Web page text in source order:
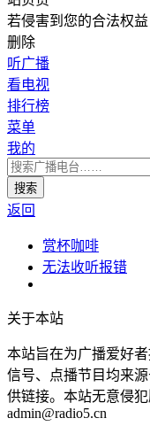
若侵害到您的合法权益
删除
听广播
看电视
排行榜
菜单
我的
返回
赏杯咖啡
无法收听报错
关于本站
本站旨在为广播爱好
信号、点播节目均来
供链接。本站无意侵
admin@radio5.cn